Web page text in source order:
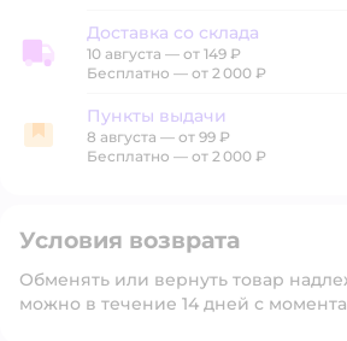
Доставка со склада
Доставка со склада
10 августа — от 149 ₽
Бесплатно — от 2 000 ₽
Пункты выдачи
Пункты выдачи
8 августа — от 99 ₽
Бесплатно — от 2 000 ₽
Условия возврата
Обменять или вернуть товар
можно в течение 14 дней с